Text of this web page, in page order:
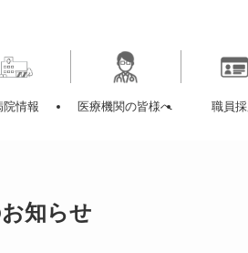
院情報 医療機関の皆様へ 職員採
知らせ